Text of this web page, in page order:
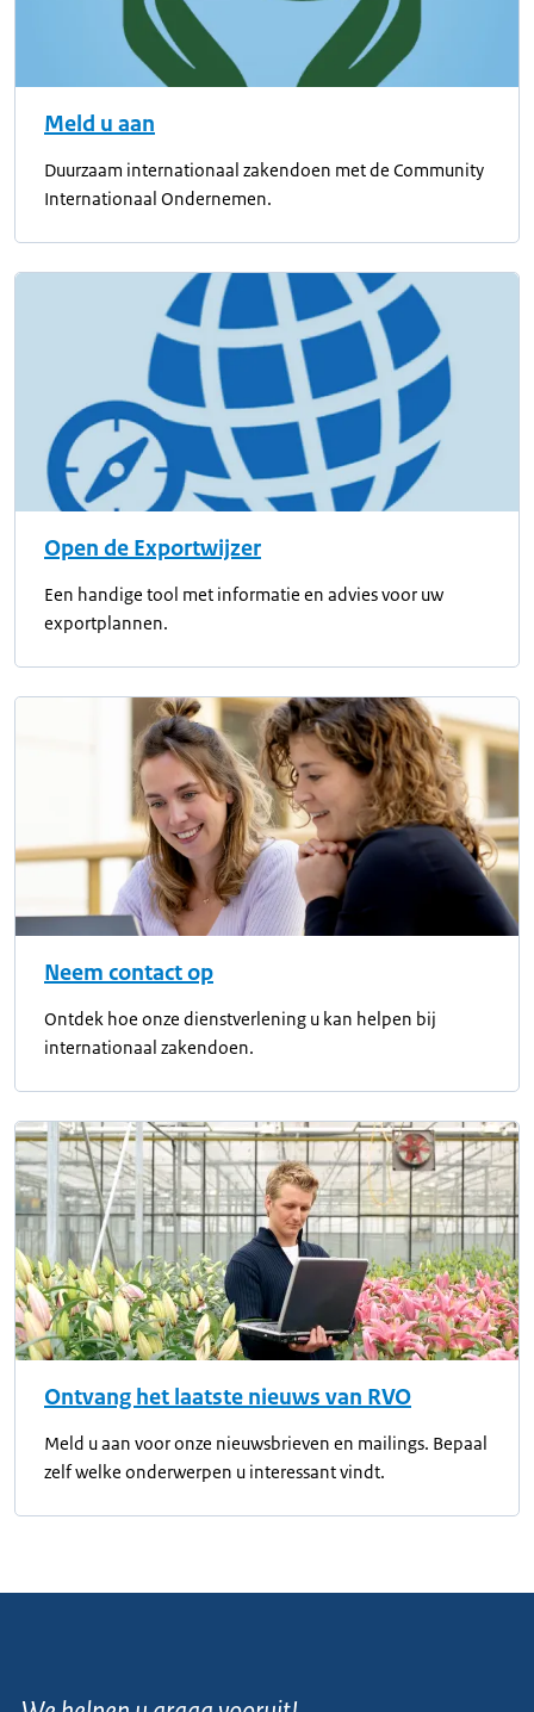
Meld u aan
Duurzaam internationaal zakendoen met de Community
Internationaal Ondernemen.
Open de Exportwijzer
Een handige tool met informatie en advies voor uw
exportplannen.
Neem contact op
Ontdek hoe onze dienstverlening u kan helpen bij
internationaal zakendoen.
Ontvang het laatste nieuws van RVO
Meld u aan voor onze nieuwsbrieven en mailings. Bepaal
zelf welke onderwerpen u interessant vindt.